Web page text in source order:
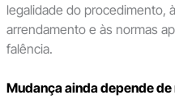
legalidade do procedimento,
arrendamento e às normas
falência.
Mudança ainda depende